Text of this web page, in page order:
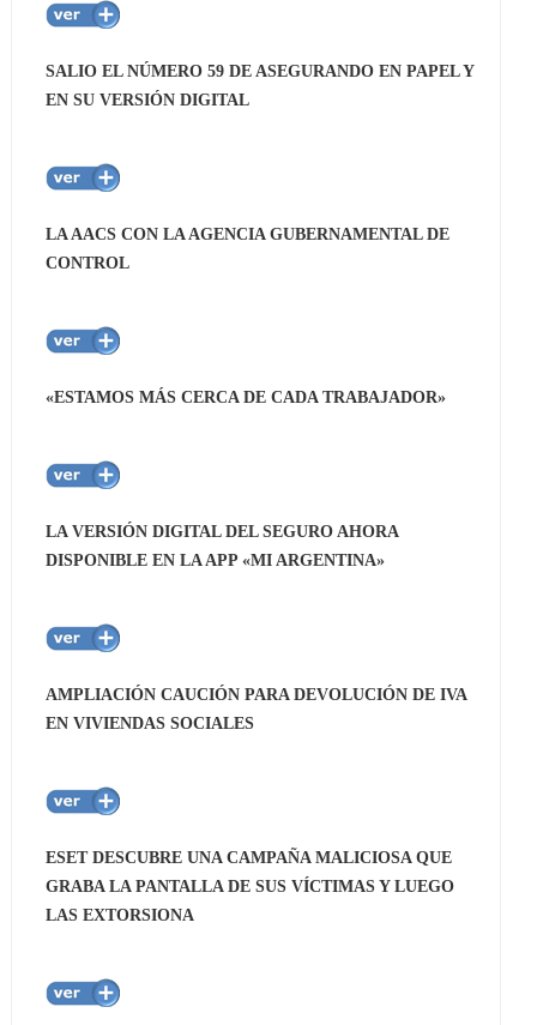
SALIO EL NÚMERO 59 DE ASEGURANDO EN PAPEL Y
EN SU VERSIÓN DIGITAL
LA AACS CON LA AGENCIA GUBERNAMENTAL DE
CONTROL
«ESTAMOS MÁS CERCA DE CADA TRABAJADOR»
LA VERSIÓN DIGITAL DEL SEGURO AHORA
DISPONIBLE EN LA APP «MI ARGENTINA»
AMPLIACIÓN CAUCIÓN PARA DEVOLUCIÓN DE IVA
EN VIVIENDAS SOCIALES
ESET DESCUBRE UNA CAMPAÑA MALICIOSA QUE
GRABA LA PANTALLA DE SUS VÍCTIMAS Y LUEGO
LAS EXTORSIONA